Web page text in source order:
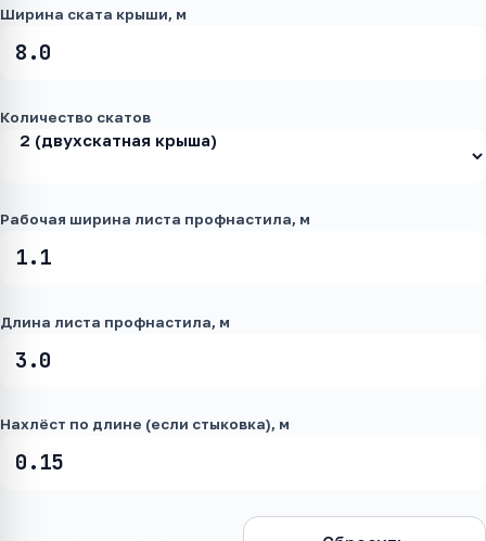
Ширина ската крыши, м
Количество скатов
Рабочая ширина листа профнастила, м
Длина листа профнастила, м
Нахлёст по длине (если стыковка), м